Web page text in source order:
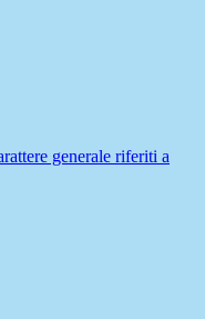
generale riferiti a